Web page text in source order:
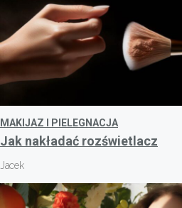
MAKIJAZ I PIELEGNACJA
Jak nakładać rozświetlacz
Jacek